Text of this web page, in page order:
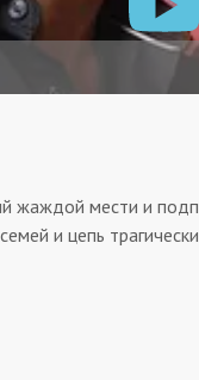
жаждой мести и
и цепь